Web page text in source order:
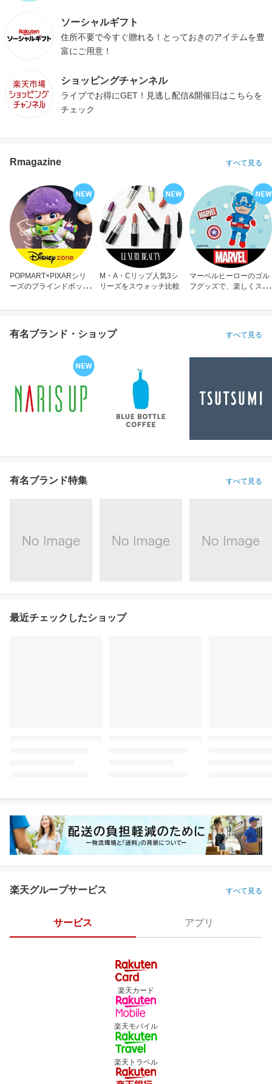
ソーシャルギフト
住所不要で今すぐ贈れる！とっておきのアイテムを豊
富にご用意！
ショッピングチャンネル
ライブでお得にGET！見逃し配信&開催日はこちらを
チェック
Rmagazine すべて見る
POPMART×PIXARシリ
ーズのブラインドボック
M・A・Cリップ人気3シ
リーズをスウォッチ比較
マーベルヒーローのゴル
フグッズで、楽しくスコ
有名ブランド・ショップ すべて見る
有名ブランド特集 すべて見る
最近チェックしたショップ
楽天グループサービス すべて見る
サービス アプリ
楽天カード
楽天モバイル
楽天トラベル